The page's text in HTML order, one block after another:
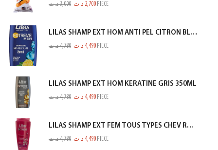
3,000د.ت 2,700 د.ت PIECE
LILAS SHAMP EXT HOM ANTI PEL CITRON BLEU 350ML
4,780د.ت 4,490 د.ت PIECE
LILAS SHAMP EXT HOM KERATINE GRIS 350ML
4,780د.ت 4,490 د.ت PIECE
LILAS SHAMP EXT FEM TOUS TYPES CHEV ROSE 350ML
4,780د.ت 4,490 د.ت PIECE